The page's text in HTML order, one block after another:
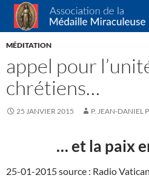
Association de la Médaille
Recherche
ALLER
AU
MÉDITATION
appel pour
chrétiens…
25 JANVIER 2015 P. JEAN-DANIEL
… et la paix
25-01-2015 source : Radio Vatican